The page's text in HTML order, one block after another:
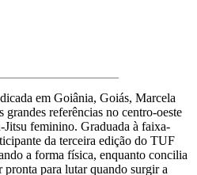
em Goiânia, Goiás, Marcela
grandes referências no centro-oeste
Jitsu feminino. Graduada à faixa-
da terceira edição do TUF
a forma física, enquanto concilia
pronta para lutar quando surgir a